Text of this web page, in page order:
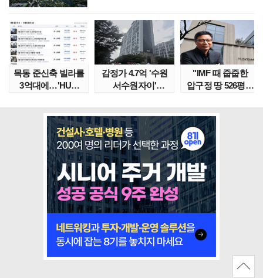
목동 준신축 빌라를
3억대에…'HUG
감정가 4.7억 '수원
서수원자이'
"IMF 때 줍줍한
압구정 땅 526평의